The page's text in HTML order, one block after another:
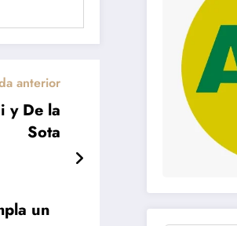
anterior
y De la
Sota
un